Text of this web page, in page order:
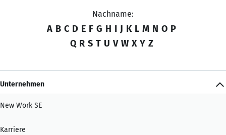
Nachname:
A B C D E F G H I J K L M N O P
Q R S T U V W X Y Z
Unternehmen
New Work SE
Karriere